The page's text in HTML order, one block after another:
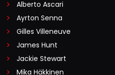
Alberto Ascari
Ayrton Senna
Gilles Villeneuve
James Hunt
Jackie Stewart
Mika Häkkinen